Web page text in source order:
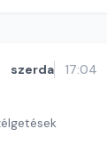
szerda 17:04